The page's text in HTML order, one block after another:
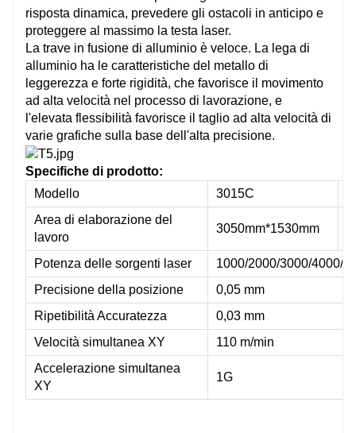
risposta dinamica, prevedere gli ostacoli in anticipo e
proteggere al massimo la testa laser.
La trave in fusione di alluminio è veloce. La lega di
alluminio ha le caratteristiche del metallo di
leggerezza e forte rigidità, che favorisce il movimento
ad alta velocità nel processo di lavorazione, e
l'elevata flessibilità favorisce il taglio ad alta velocità di
varie grafiche sulla base dell'alta precisione.
Specifiche di prodotto:
Modello
3015C
Area di elaborazione del
lavoro
3050mm*1530mm
Potenza delle sorgenti laser
1000/2000/3000/4000/
Precisione della posizione
0,05 mm
Ripetibilità Accuratezza
0,03 mm
Velocità simultanea XY
110 m/min
Accelerazione simultanea
XY
1G